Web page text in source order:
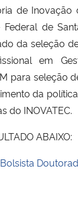
Regional
e dos Direitos
de Inovação
de
da seleção
em
para seleção
da
do INOVATEC.
ABAIXO: